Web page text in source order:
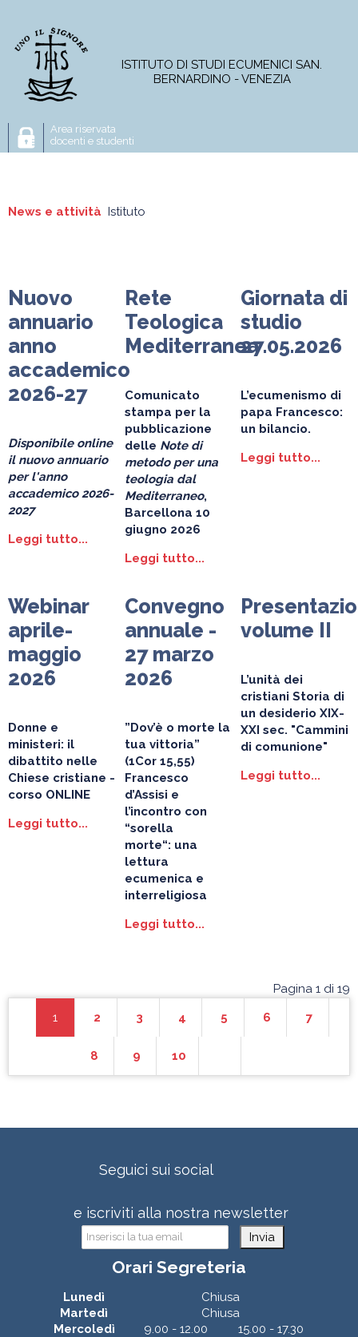
ISTITUTO DI STUDI ECUMENICI SAN.
BERNARDINO - VENEZIA
Area riservata
docenti e studenti
L'Istituto Corso di Licenza
News e attività
News e attività Istituto
Nuovo
annuario
anno
accademico
2026-27
Disponibile online
il nuovo annuario
per l'anno
accademico 2026-
2027
Leggi tutto...
Rete
Teologica
Mediterranea
Comunicato
stampa per la
pubblicazione
delle Note di
metodo per una
teologia dal
Mediterraneo,
Barcellona 10
giugno 2026
Leggi tutto...
Giornata di
studio
27.05.2026
L’ecumenismo di
papa Francesco:
un bilancio.
Leggi tutto...
Webinar
aprile-
maggio
2026
Donne e
ministeri: il
dibattito nelle
Chiese cristiane -
corso ONLINE
Leggi tutto...
Convegno
annuale -
27 marzo
2026
”Dov’è o morte la
tua vittoria”
(1Cor 15,55)
Francesco
d’Assisi e
l’incontro con
“sorella
morte“: una
lettura
ecumenica e
interreligiosa
Leggi tutto...
volume II
L’unità dei
cristianiStoria di
un desiderio XIX-
XXI sec. "Cammini
di comunione"
Leggi tutto...
Pagina 1 di 19
1
2 3 4 5 6 7
8 9 10
Seguici sui social
e iscriviti alla nostra newsletter
Invia
Orari Segreteria
Lunedì
Chiusa
Martedì
Chiusa
Mercoledì
9.00 - 12.00
15.00 - 17.30